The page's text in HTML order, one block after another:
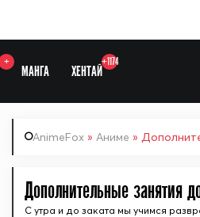
+
МАНГА ХЕНТАЙ
+1174
AnimeFox » Аниме »
Дополнительные занятия
С утра и до заката мы учимся